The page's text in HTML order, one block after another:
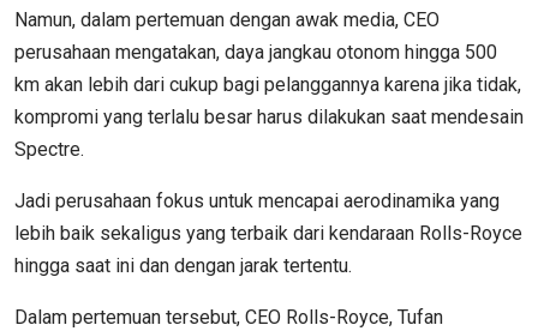
Namun, dalam pertemuan dengan awak media, CEO
perusahaan mengatakan, daya jangkau otonom hingga 500
km akan lebih dari cukup bagi pelanggannya karena jika tidak,
kompromi yang terlalu besar harus dilakukan saat mendesain
Spectre.
Jadi perusahaan fokus untuk mencapai aerodinamika yang
lebih baik sekaligus yang terbaik dari kendaraan Rolls-Royce
hingga saat ini dan dengan jarak tertentu.
Dalam pertemuan tersebut, CEO Rolls-Royce, Tufan